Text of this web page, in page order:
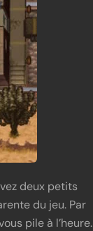
deux petits
du jeu. Par
pile à l’heure.